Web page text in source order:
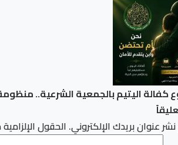
كفالة اليتيم بالجمعية الشرعية..
عنوان بريدك الإلكتروني. الحقول